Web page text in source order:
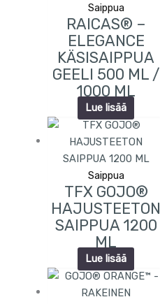
Saippua
RAICAS® –
ELEGANCE
KÄSISAIPPUA
GEELI 500 ML /
1000 ML
Lue lisää
Saippua
TFX GOJO®
HAJUSTEETON
SAIPPUA 1200
ML
Lue lisää